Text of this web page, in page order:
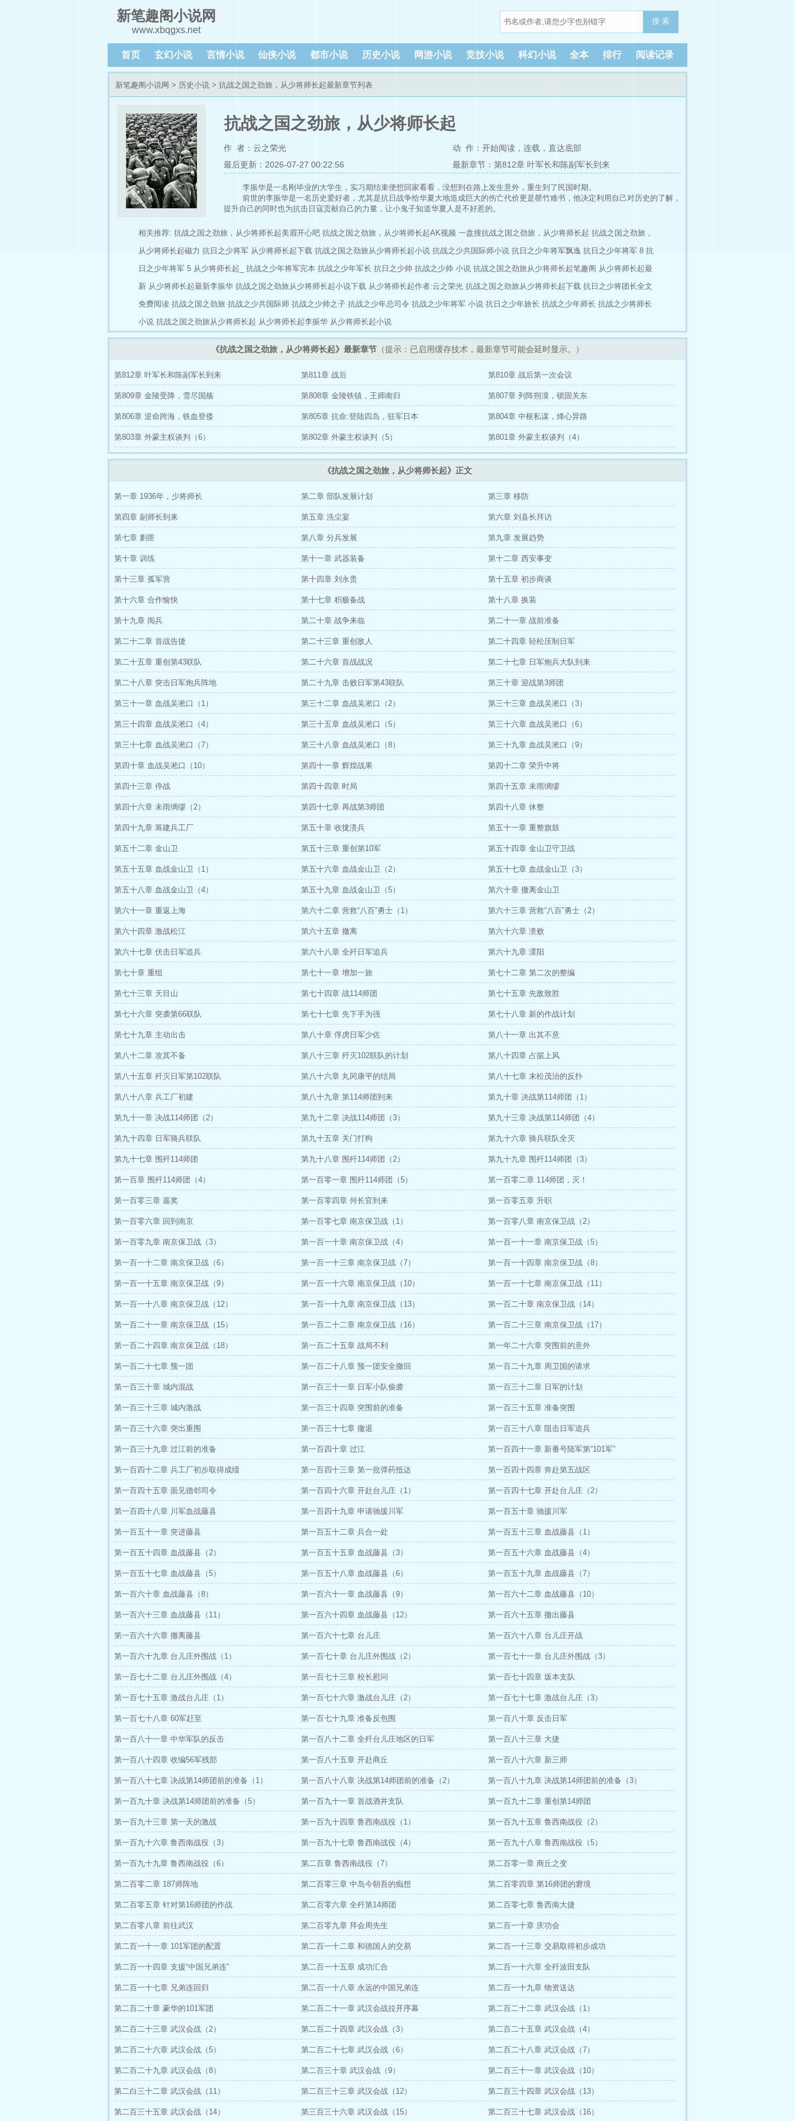
新笔趣阁小说网
www.xbqgxs.net
搜 索
首页 玄幻小说 言情小说 仙侠小说 都市小说 历史小说 网游小说 竞技小说 科幻小说 全本 排行 阅读记录
新笔趣阁小说网 > 历史小说 > 抗战之国之劲旅，从少将师长起最新章节列表
抗战之国之劲旅，从少将师长起
作 者：云之荣光 动 作： 开始阅读，连载， 直达底部
最后更新：2026-07-27 00:22:56
最新章节：第812章 叶军长和陈副军长到来
李振华是一名刚毕业的大学生，实习期结束便想回家看看，没想到在路上发生意外，重生到了民国时期。
前世的李振华是一名历史爱好者，尤其是抗日战争给华夏大地造成巨大的伤亡代价更是罄竹难书，他决定利用自己对历史的了解，
提升自己的同时也为抗击日寇贡献自己的力量，让小鬼子知道华夏人是不好惹的。
（作者是第一次写书，并没有任何经验，若有不足之处希望各位读者多多指教，也请各位大佬多多包涵）
相关推荐: 抗战之国之劲旅，从少将师长起美眉开心吧 抗战之国之劲旅，从少将师长起AK视频 一盘搜抗战之国之劲旅，从少将师长起 抗战之国之劲旅，
从少将师长起磁力 抗日之少将军 从少将师长起下载 抗战之国之劲旅从少将师长起小说 抗战之少共国际师小说 抗日之少年将军飘逸 抗日之少年将军 8 抗
日之少年将军 5 从少将师长起_ 抗战之少年将军完本 抗战之少年军长 抗日之少帅 抗战之少帅 小说 抗战之国之劲旅从少将师长起笔趣阁 从少将师长起最
新 从少将师长起最新李振华 抗战之国之劲旅从少将师长起小说下载 从少将师长起作者:云之荣光 抗战之国之劲旅从少将师长起下载 抗日之少将团长全文
免费阅读 抗战之国之劲旅 抗战之少共国际师 抗战之少帅之子 抗战之少年总司令 抗战之少年将军 小说 抗日之少年旅长 抗战之少年师长 抗战之少将师长
小说 抗战之国之劲旅从少将师长起 从少将师长起李振华 从少将师长起小说
《抗战之国之劲旅，从少将师长起》最新章节 （提示：已启用缓存技术，最新章节可能会延时显示。）
第812章 叶军长和陈副军长到来 第811章 战后 第810章 战后第一次会议
第809章 金陵受降，雪尽国殇 第808章 金陵铁镇，王师南归 第807章 列阵朔漠，锁固关东
第806章 逆命跨海，铁血登倭 第805章 抗命:登陆四岛，驻军日本 第804章 中枢私谋，烽心异路
第803章 外蒙主权谈判（6） 第802章 外蒙主权谈判（5） 第801章 外蒙主权谈判（4）
《抗战之国之劲旅，从少将师长起》正文
第一章 1936年，少将师长 第二章 部队发展计划 第三章 移防
第四章 副师长到来 第五章 洗尘宴 第六章 刘县长拜访
第七章 剿匪 第八章 分兵发展 第九章 发展趋势
第十章 训练 第十一章 武器装备 第十二章 西安事变
第十三章 孤军营 第十四章 刘永贵 第十五章 初步商谈
第十六章 合作愉快 第十七章 积极备战 第十八章 换装
第十九章 阅兵 第二十章 战争来临 第二十一章 战前准备
第二十二章 首战告捷 第二十三章 重创敌人 第二十四章 轻松压制日军
第二十五章 重创第43联队 第二十六章 首战战况 第二十七章 日军炮兵大队到来
第二十八章 突击日军炮兵阵地 第二十九章 击败日军第43联队 第三十章 迎战第3师团
第三十一章 血战吴淞口（1） 第三十二章 血战吴淞口（2） 第三十三章 血战吴淞口（3）
第三十四章 血战吴淞口（4） 第三十五章 血战吴淞口（5） 第三十六章 血战吴淞口（6）
第三十七章 血战吴淞口（7） 第三十八章 血战吴淞口（8） 第三十九章 血战吴淞口（9）
第四十章 血战吴淞口（10） 第四十一章 辉煌战果 第四十二章 荣升中将
第四十三章 停战 第四十四章 时局 第四十五章 未雨绸缪
第四十六章 未雨绸缪（2） 第四十七章 再战第3师团 第四十八章 休整
第四十九章 筹建兵工厂 第五十章 收拢溃兵 第五十一章 重整旗鼓
第五十二章 金山卫 第五十三章 重创第10军 第五十四章 金山卫守卫战
第五十五章 血战金山卫（1） 第五十六章 血战金山卫（2） 第五十七章 血战金山卫（3）
第五十八章 血战金山卫（4） 第五十九章 血战金山卫（5） 第六十章 撤离金山卫
第六十一章 重返上海 第六十二章 营救“八百”勇士（1） 第六十三章 营救“八百”勇士（2）
第六十四章 激战松江 第六十五章 撤离 第六十六章 溃败
第六十七章 伏击日军追兵 第六十八章 全歼日军追兵 第六十九章 溧阳
第七十章 重组 第七十一章 增加一旅 第七十二章 第二次的整编
第七十三章 天目山 第七十四章 战114师团 第七十五章 先敌致胜
第七十六章 突袭第66联队 第七十七章 先下手为强 第七十八章 新的作战计划
第七十九章 主动出击 第八十章 俘虏日军少佐 第八十一章 出其不意
第八十二章 攻其不备 第八十三章 歼灭102联队的计划 第八十四章 占据上风
第八十五章 歼灭日军第102联队 第八十六章 丸冈康平的结局 第八十七章 末松茂治的反扑
第八十八章 兵工厂初建 第八十九章 第114师团到来 第九十章 决战第114师团（1）
第九十一章 决战114师团（2） 第九十二章 决战114师团（3） 第九十三章 决战第114师团（4）
第九十四章 日军骑兵联队 第九十五章 关门打狗 第九十六章 骑兵联队全灭
第九十七章 围歼114师团 第九十八章 围歼114师团（2） 第九十九章 围歼114师团（3）
第一百章 围歼114师团（4） 第一百零一章 围歼114师团（5） 第一百零二章 114师团，灭！
第一百零三章 嘉奖 第一百零四章 何长官到来 第一百零五章 升职
第一百零六章 回到南京 第一百零七章 南京保卫战（1） 第一百零八章 南京保卫战（2）
第一百零九章 南京保卫战（3） 第一百一十章 南京保卫战（4） 第一百一十一章 南京保卫战（5）
第一百一十二章 南京保卫战（6） 第一百一十三章 南京保卫战（7） 第一百一十四章 南京保卫战（8）
第一百一十五章 南京保卫战（9） 第一百一十六章 南京保卫战（10） 第一百一十七章 南京保卫战（11）
第一百一十八章 南京保卫战（12） 第一百一十九章 南京保卫战（13） 第一百二十章 南京保卫战（14）
第一百二十一章 南京保卫战（15） 第一百二十二章 南京保卫战（16） 第一百二十三章 南京保卫战（17）
第一百二十四章 南京保卫战（18） 第一百二十五章 战局不利 第一年二十六章 突围前的意外
第一百二十七章 预一团 第一百二十八章 预一团安全撤回 第一百二十九章 周卫国的请求
第一百三十章 城内混战 第一百三十一章 日军小队偷袭 第一百三十二章 日军的计划
第一百三十三章 城内激战 第一百三十四章 突围前的准备 第一百三十五章 准备突围
第一百三十六章 突出重围 第一百三十七章 撤退 第一百三十八章 阻击日军追兵
第一百三十九章 过江前的准备 第一百四十章 过江 第一百四十一章 新番号陆军第“101军”
第一百四十二章 兵工厂初步取得成绩 第一百四十三章 第一批弹药抵达 第一百四十四章 奔赴第五战区
第一百四十五章 面见德邻司令 第一百四十六章 开赴台儿庄（1） 第一百四十七章 开赴台儿庄（2）
第一百四十八章 川军血战藤县 第一百四十九章 申请驰援川军 第一百五十章 驰援川军
第一百五十一章 突进藤县 第一百五十二章 兵合一处 第一百五十三章 血战藤县（1）
第一百五十四章 血战藤县（2） 第一百五十五章 血战藤县（3） 第一百五十六章 血战藤县（4）
第一百五十七章 血战藤县（5） 第一百五十八章 血战藤县（6） 第一百五十九章 血战藤县（7）
第一百六十章 血战藤县（8） 第一百六十一章 血战藤县（9） 第一百六十二章 血战藤县（10）
第一百六十三章 血战藤县（11） 第一百六十四章 血战藤县（12） 第一百六十五章 撤出藤县
第一百六十六章 撤离藤县 第一百六十七章 台儿庄 第一百六十八章 台儿庄开战
第一百六十九章 台儿庄外围战（1） 第一百七十章 台儿庄外围战（2） 第一百七十一章 台儿庄外围战（3）
第一百七十二章 台儿庄外围战（4） 第一百七十三章 校长慰问 第一百七十四章 坂本支队
第一百七十五章 激战台儿庄（1） 第一百七十六章 激战台儿庄（2） 第一百七十七章 激战台儿庄（3）
第一百七十八章 60军赶至 第一百七十九章 准备反包围 第一百八十章 反击日军
第一百八十一章 中华军队的反击 第一百八十二章 全歼台儿庄地区的日军 第一百八十三章 大捷
第一百八十四章 收编56军残部 第一百八十五章 开赴商丘 第一百八十六章 新三师
第一百八十七章 决战第14师团前的准备（1） 第一百八十八章 决战第14师团前的准备（2） 第一百八十九章 决战第14师团前的准备（3）
第一百九十章 决战第14师团前的准备（5） 第一百九十一章 首战酒井支队 第一百九十二章 重创第14师团
第一百九十三章 第一天的激战 第一百九十四章 鲁西南战役（1） 第一百九十五章 鲁西南战役（2）
第一百九十六章 鲁西南战役（3） 第一百九十七章 鲁西南战役（4） 第一百九十八章 鲁西南战役（5）
第一百九十九章 鲁西南战役（6） 第二百章 鲁西南战役（7） 第二百零一章 商丘之变
第二百零二章 187师阵地 第二百零三章 中岛今朝吾的痴想 第二百零四章 第16师团的窘境
第二百零五章 针对第16师团的作战 第二百零六章 全歼第14师团 第二百零七章 鲁西南大捷
第二百零八章 前往武汉 第二百零九章 拜会周先生 第二百一十章 庆功会
第二百一十一章 101军团的配置 第二百一十二章 和德国人的交易 第二百一十三章 交易取得初步成功
第二百一十四章 支援“中国兄弟连” 第二百一十五章 成功汇合 第二百一十六章 全歼波田支队
第二百一十七章 兄弟连回归 第二百一十八章 永远的中国兄弟连 第二百一十九章 物资送达
第二百二十章 豪华的101军团 第二百二十一章 武汉会战拉开序幕 第二百二十二章 武汉会战（1）
第二百二十三章 武汉会战（2） 第二百二十四章 武汉会战（3） 第二百二十五章 武汉会战（4）
第二百二十六章 武汉会战（5） 第二百二十七章 武汉会战（6） 第二百二十八章 武汉会战（7）
第二百二十九章 武汉会战（8） 第二百三十章 武汉会战（9） 第二百三十一章 武汉会战（10）
第二白三十二章 武汉会战（11） 第二百三十三章 武汉会战（12） 第二百三十四章 武汉会战（13）
第二百三十五章 武汉会战（14） 第三百三十六章 武汉会战（15） 第二百三十七章 武汉会战（16）